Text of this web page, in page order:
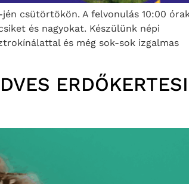
csütörtökön. A felvonulás 10:00
és nagyokat. Készülünk népi
és még sok-sok izgalmas
ERDŐKERTESI